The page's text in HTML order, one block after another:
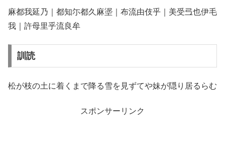
麻都我延乃｜都知尓都久麻埿｜布流由伎乎｜美受弖也伊毛
我｜許母里乎流良牟
訓読
松が枝の土に着くまで降る雪を見ずてや妹が隠り居るらむ
スポンサーリンク